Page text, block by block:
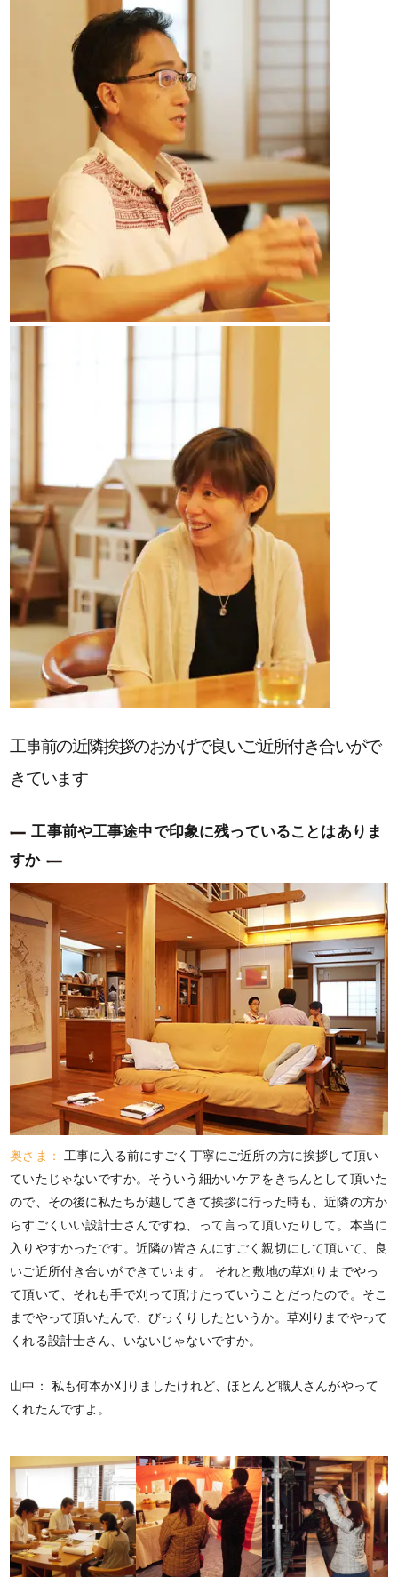
工事前の近隣挨拶のおかげで良いご近所付き合いがで
きています
工事前や工事途中で印象に残っていることはありま
すか
奥さま：
工事に入る前にすごく丁寧にご近所の方に挨拶して頂い
ていたじゃないですか。そういう細かいケアをきちんとして頂いた
ので、その後に私たちが越してきて挨拶に行った時も、近隣の方か
らすごくいい設計士さんですね、って言って頂いたりして。本当に
入りやすかったです。近隣の皆さんにすごく親切にして頂いて、良
いご近所付き合いができています。 それと敷地の草刈りまでやっ
て頂いて、それも手で刈って頂けたっていうことだったので。そこ
までやって頂いたんで、びっくりしたというか。草刈りまでやって
くれる設計士さん、いないじゃないですか。
山中： 私も何本か刈りましたけれど、ほとんど職人さんがやって
くれたんですよ。